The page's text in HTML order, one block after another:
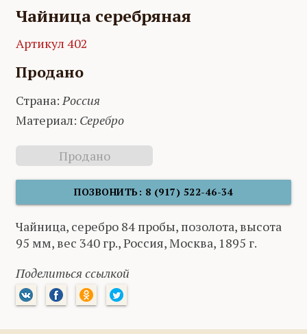
Чайница серебряная
Артикул 402
Продано
Страна:Россия
Материал: Серебро
Продано
ПОЗВОНИТЬ: 8 (917) 522-46-34
Чайница, серебро 84 пробы, позолота, высота
95 мм, вес 340 гр., Россия, Москва, 1895 г.
Поделиться ссылкой